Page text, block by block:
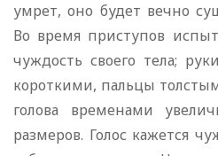
умрет, оно будет вечно
Во время приступов
чуждость своего тела;
короткими, пальцы
голова временами
размеров. Голос кажется